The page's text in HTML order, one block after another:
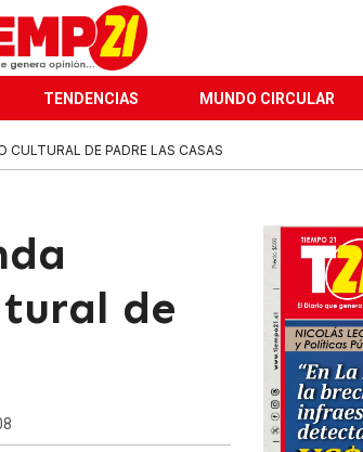
TENDENCIAS MUNDO CIRCULAR
CULTURAL DE PADRE LAS CASAS
de